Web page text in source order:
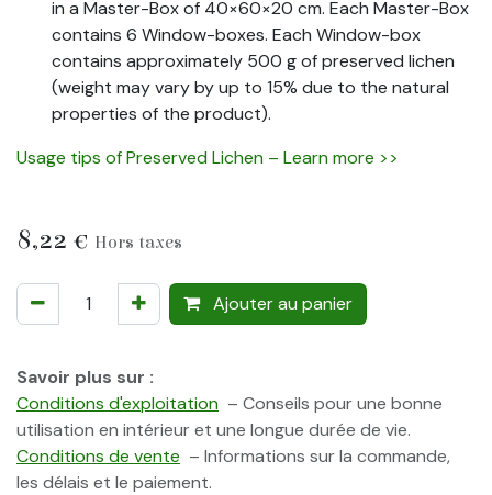
in a Master-Box of 40×60×20 cm. Each Master-Box
contains 6 Window-boxes. Each Window-box
contains approximately 500 g of preserved lichen
(weight may vary by up to 15% due to the natural
properties of the product).
Usage tips of Preserved Lichen – Learn more >>
8,22 € Hors taxes
Ajouter au panier
Savoir plus sur :
Conditions d'exploitation – Conseils pour une bonne
utilisation en intérieur et une longue durée de vie.
Conditions de vente – Informations sur la commande,
les délais et le paiement.